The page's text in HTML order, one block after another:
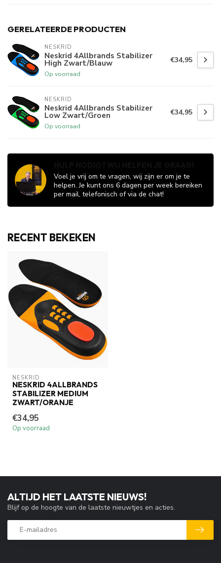
GERELATEERDE PRODUCTEN
NESKRID
Neskrid 4Allbrands Stabilizer
High Zwart/Blauw
Op voorraad
€34,95
NESKRID
Neskrid 4Allbrands Stabilizer
Low Zwart/Groen
Op voorraad
€34,95
Voel je vrij om te vragen, wij zijn er om je te
helpen. Je kunt ons 6 dagen per week bereiken
per mail, telefonisch of via de chat!
RECENT BEKEKEN
NESKRID
NESKRID 4ALLBRANDS
STABILIZER MEDIUM
ZWART/ORANJE
€34,95
Op voorraad
ALTIJD HET LAATSTE NIEUWS!
Blijf op de hoogte van de laatste nieuwtjes en acties.